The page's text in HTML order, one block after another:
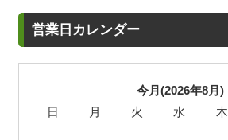
営業日カレンダー
今月(2026年8月)
日
月 火 水 木